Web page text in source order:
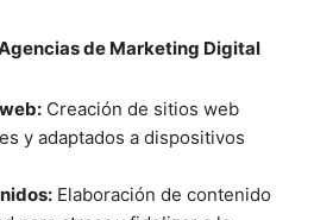
de Marketing Digital
Creación de sitios web
y adaptados a dispositivos
Elaboración de contenido